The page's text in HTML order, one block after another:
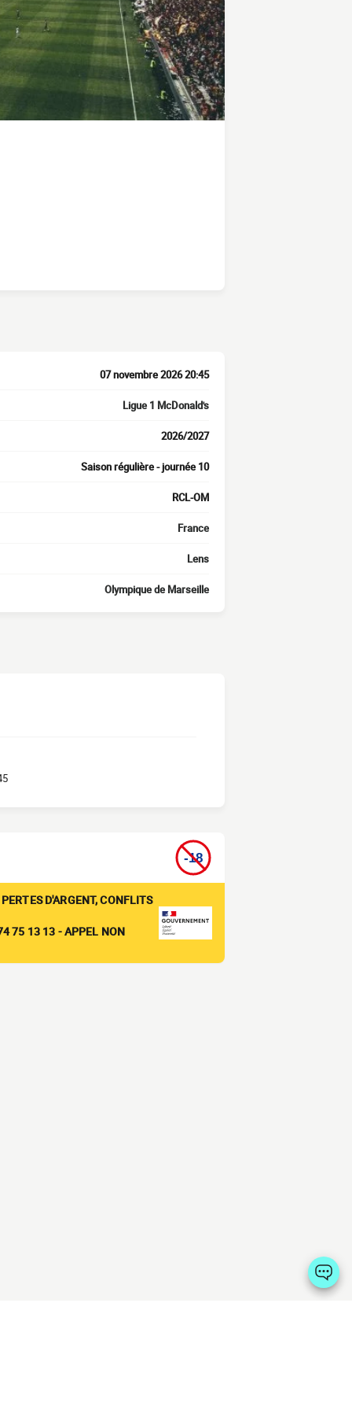
07 novembre 2026 20:45
Ligue 1 McDonald's
2026/2027
Saison régulière - journée 10
RCL-OM
France
Lens
Olympique de Marseille
D'ARGENT, CONFLITS
75 13 13 - APPEL NON